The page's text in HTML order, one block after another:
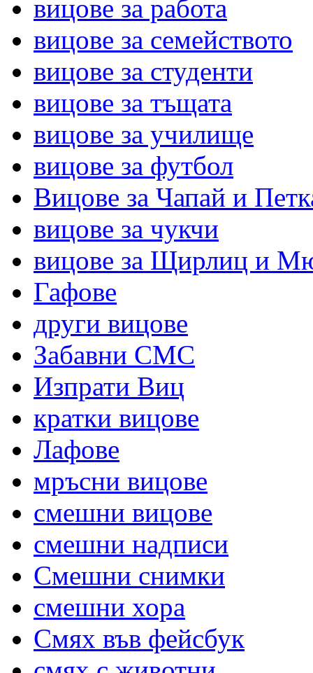
вицове за работа
вицове за семейството
вицове за студенти
вицове за тъщата
вицове за училище
вицове за футбол
Вицове за Чапай и
вицове за чукчи
вицове за Щирлиц и
Гафове
други вицове
Забавни СМС
Изпрати Виц
кратки вицове
Лафове
мръсни вицове
смешни вицове
смешни надписи
Смешни снимки
смешни хора
Смях във фейсбук